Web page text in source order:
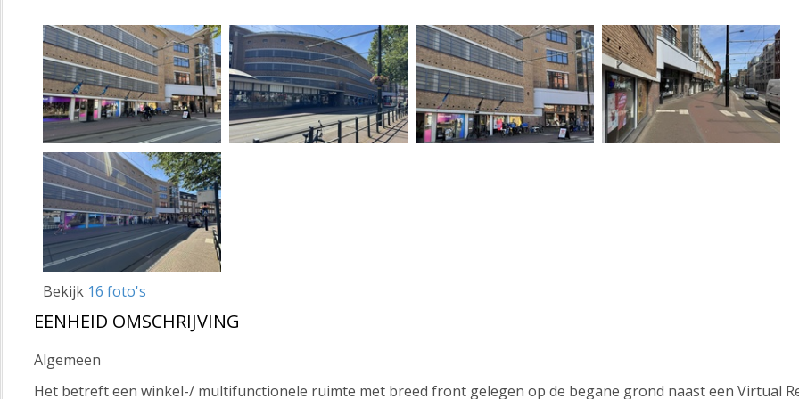
Bekijk 16 foto's
EENHEID OMSCHRIJVING
Algemeen
Het betreft een winkel-/ multifunctionele ruimte met breed front gelegen op de begane grond naast een Virtual